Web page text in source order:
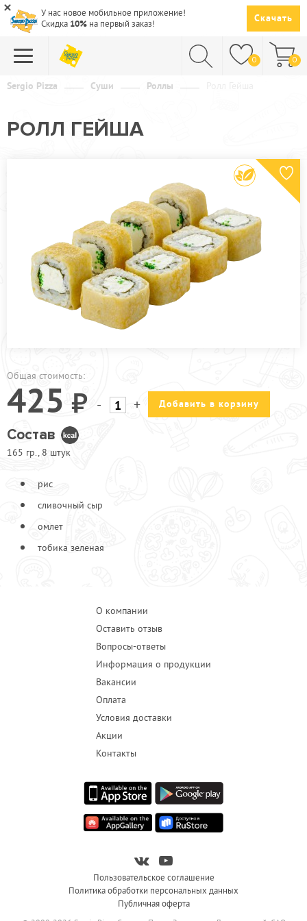
У нас новое мобильное приложение!
Скидка 10% на первый заказ! Скачать
0 0
СУШИ
ПАСТА
ГОРЯЧЕЕ
СУПЫ
НАПИТКИ
ДЕСЕРТЫ
ПРОЧЕЕ
Sergio Pizza Суши Роллы
РОЛЛ ГЕЙША
Общая стоимость:
425 - + Добавить в корзину
Состав
165 гр., 8 штук
рис
сливочный сыр
омлет
тобика зеленая
О компании
Оставить отзыв
Вопросы-ответы
Информация о продукции
Вакансии
Оплата
Условия доставки
Акции
Контакты
Пользовательское соглашение
Политика обработки персональных данных
Публичная оферта